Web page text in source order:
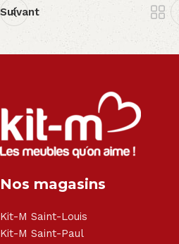
Suivant
Nos magasins
Kit-M Saint-Louis
Kit-M Saint-Paul